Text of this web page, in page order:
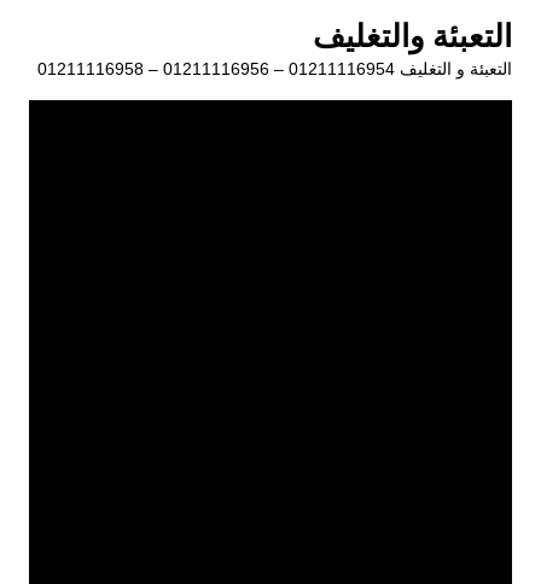
المحتوى
التعبئة والتغليف
التعبئة و التغليف 01211116954 – 01211116956 – 01211116958